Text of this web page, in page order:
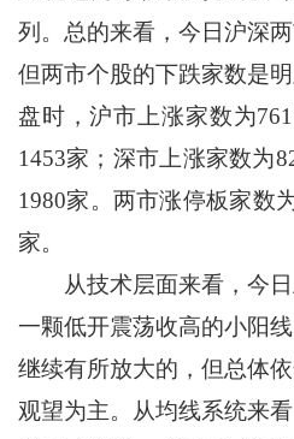
列。总的来看，今日沪深
但两市个股的下跌家数是
盘时，沪市上涨家数为
1453家；深市上涨家数为
1980家。两市涨停板家数
家。
从技术层面来看，今日
一颗低开震荡收高的小阳
继续有所放大的，但总体
观望为主。从均线系统来